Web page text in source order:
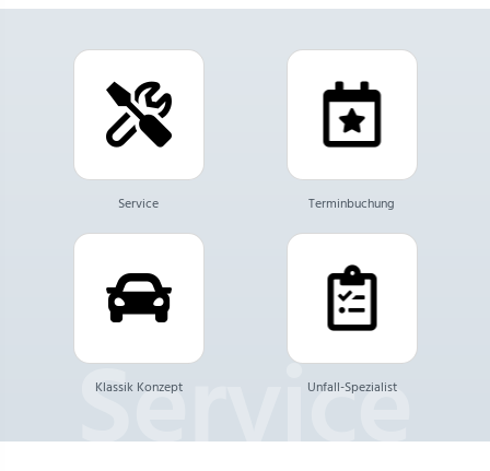
Service Terminbuchung
Klassik Konzept Unfall-Spezialist